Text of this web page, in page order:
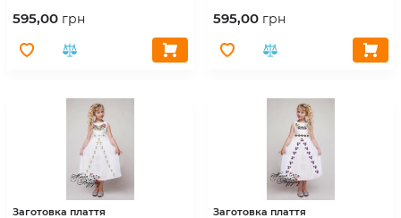
595,00 грн 595,00 грн
Заготовка плаття
Заготовка плаття